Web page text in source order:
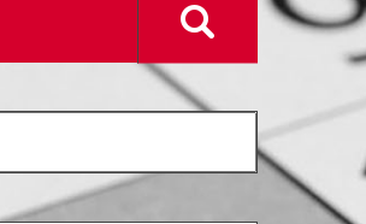
Durchsuchen